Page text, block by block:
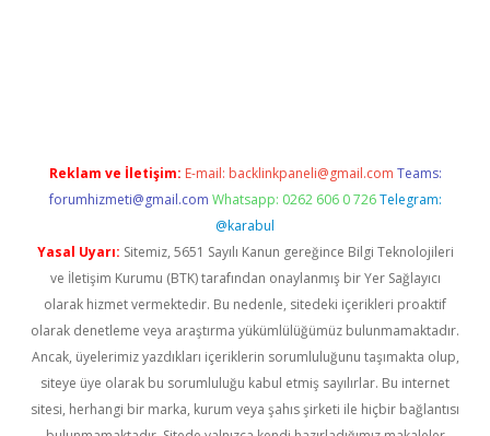
Reklam ve İletişim: E-mail: backlinkpaneli@gmail.com Teams:
forumhizmeti@gmail.com Whatsapp: 0262 606 0 726 Telegram:
@karabul
Yasal Uyarı: Sitemiz, 5651 Sayılı Kanun gereğince Bilgi Teknolojileri
ve İletişim Kurumu (BTK) tarafından onaylanmış bir Yer Sağlayıcı
olarak hizmet vermektedir. Bu nedenle, sitedeki içerikleri proaktif
olarak denetleme veya araştırma yükümlülüğümüz bulunmamaktadır.
Ancak, üyelerimiz yazdıkları içeriklerin sorumluluğunu taşımakta olup,
siteye üye olarak bu sorumluluğu kabul etmiş sayılırlar. Bu internet
sitesi, herhangi bir marka, kurum veya şahıs şirketi ile hiçbir bağlantısı